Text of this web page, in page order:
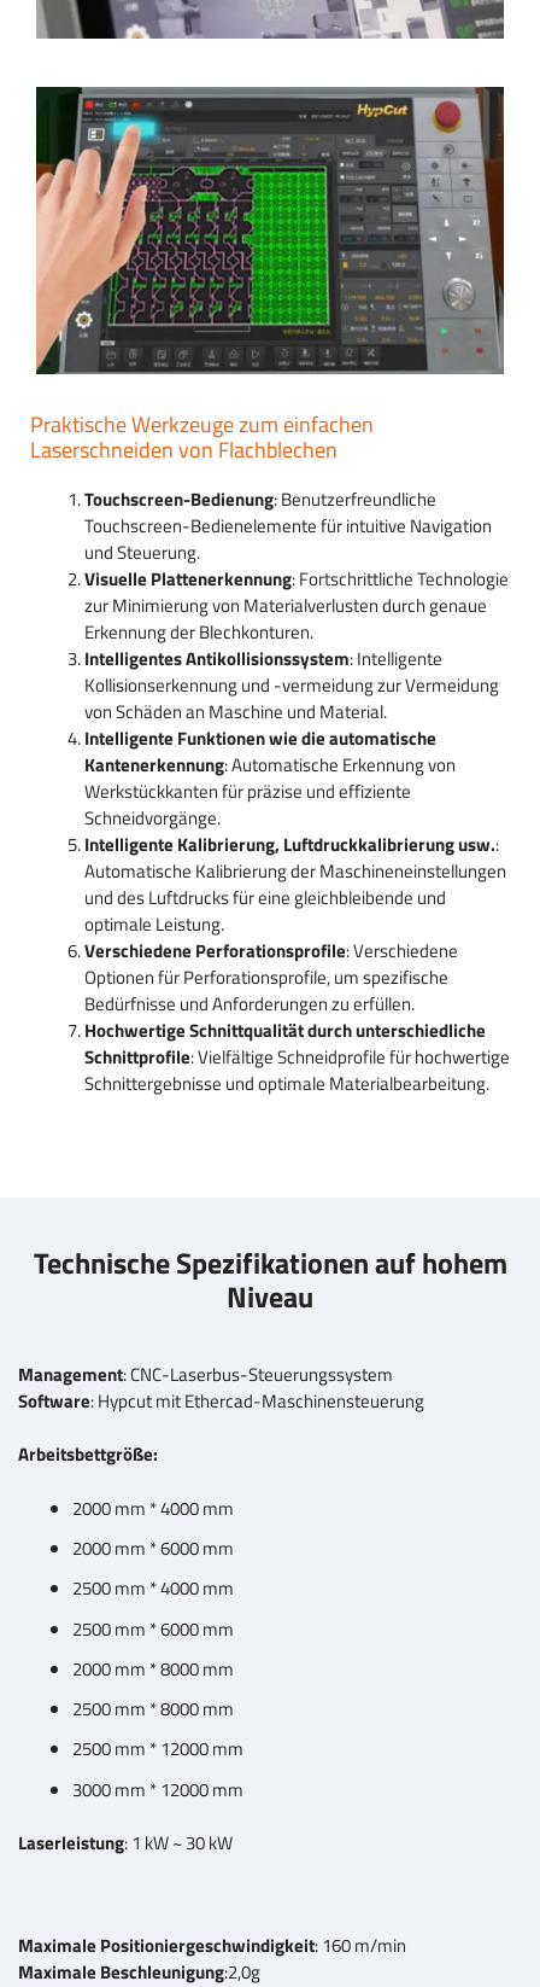
Praktische Werkzeuge zum einfachen
Laserschneiden von Flachblechen
Touchscreen-Bedienung: Benutzerfreundliche
Touchscreen-Bedienelemente für intuitive Navigation
und Steuerung.
Visuelle Plattenerkennung: Fortschrittliche Technologie
zur Minimierung von Materialverlusten durch genaue
Erkennung der Blechkonturen.
Intelligentes Antikollisionssystem: Intelligente
Kollisionserkennung und -vermeidung zur Vermeidung
von Schäden an Maschine und Material.
Intelligente Funktionen wie die automatische
Kantenerkennung: Automatische Erkennung von
Werkstückkanten für präzise und effiziente
Schneidvorgänge.
Intelligente Kalibrierung, Luftdruckkalibrierung usw.:
Automatische Kalibrierung der Maschineneinstellungen
und des Luftdrucks für eine gleichbleibende und
optimale Leistung.
Verschiedene Perforationsprofile: Verschiedene
Optionen für Perforationsprofile, um spezifische
Bedürfnisse und Anforderungen zu erfüllen.
Hochwertige Schnittqualität durch unterschiedliche
Schnittprofile: Vielfältige Schneidprofile für hochwertige
Schnittergebnisse und optimale Materialbearbeitung.
Technische Spezifikationen auf hohem
Niveau
Management: CNC-Laserbus-Steuerungssystem
Software: Hypcut mit Ethercad-Maschinensteuerung
Arbeitsbettgröße:
2000 mm * 4000 mm
2000 mm * 6000 mm
2500 mm * 4000 mm
2500 mm * 6000 mm
2000 mm * 8000 mm
2500 mm * 8000 mm
2500 mm * 12000 mm
3000 mm * 12000 mm
Laserleistung: 1 kW ~ 30 kW
Maximale Positioniergeschwindigkeit: 160 m/min
Maximale Beschleunigung:2,0g